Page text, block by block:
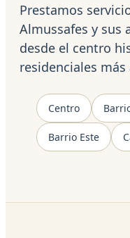
Prestamos
Almussafes y sus
desde el centro
residenciales más
Centro
Barrio Este